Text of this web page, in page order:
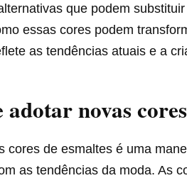
que podem
essas cores podem
as tendências atuais e a
novas
cores de esmaltes é uma
as tendências da moda. As